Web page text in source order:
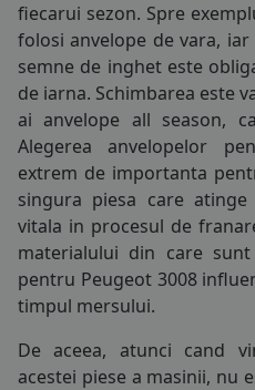
fiecarui sezon. Spre
folosi anvelope de vara, iar
semne de inghet este
de iarna. Schimbarea este
ai anvelope all season,
Alegerea anvelopelor
extrem de importanta
singura piesa care
vitala in procesul de
materialului din care
pentru Peugeot 3008
timpul mersului.
De aceea, atunci cand
acestei piese a masinii, nu
185/65R14
185/70R14
195/70R14
125/80R15
145/65R15
165/60R15
175/55R15
185/55R15